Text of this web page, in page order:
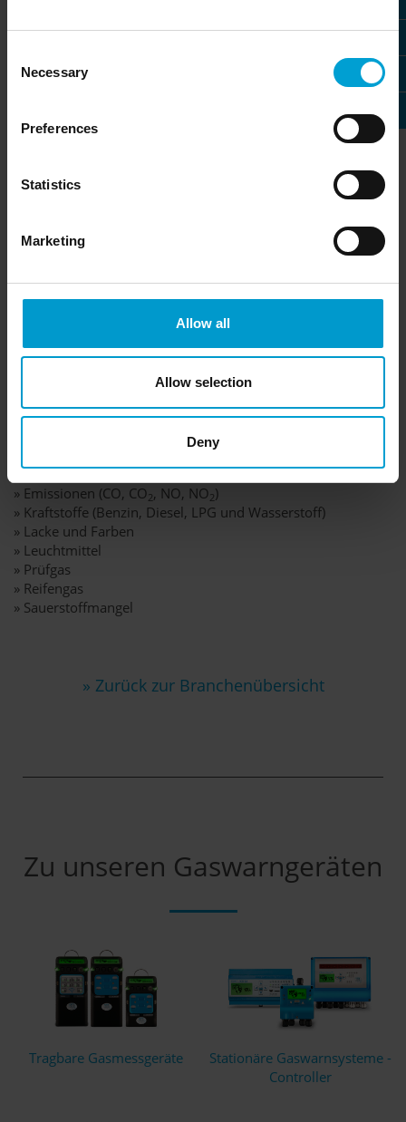
Selection
Necessary
Preferences
Statistics
Marketing
Allow all
Allow selection
Deny
Wasserstoffbrennzellen erfordern flexible und erweiterbare
sparen. Die GfG kann mit passgenauen Lösungen zur
Sicherheit in modernen Produktionsketten für PKW, LKW
Potentielle Gefahren:
» beengte Räume
» Emissionen (CO, CO2, NO, NO2)
» Kraftstoffe (Benzin, Diesel, LPG und Wasserstoff)
» Lacke und Farben
» Leuchtmittel
» Prüfgas
» Reifengas
» Sauerstoffmangel
» Zurück zur Branchenübersicht
Zu unseren Gaswarngeräten
Tragbare Gasmessgeräte
Stationäre Gaswarnsysteme -
Controller